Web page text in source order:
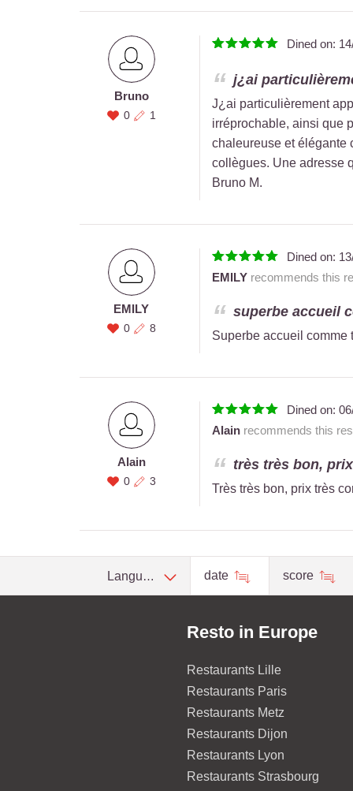
Bruno
0 1
Dined on:
j¿ai
J¿ai particulièrement
irréprochable, ainsi que
chaleureuse et élégante
collègues. Une adresse
Bruno M.
EMILY
0 8
Dined on:
EMILYrecommends this
superbe accueil
Superbe accueil comme
Alain
0 3
Dined on:
Alainrecommends this
très très bon,
Très très bon, prix très
Language date score
Resto in Europe
Restaurants Lille
Restaurants Paris
Restaurants Metz
Restaurants Dijon
Restaurants Lyon
Restaurants Strasbourg